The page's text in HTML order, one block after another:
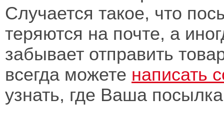
Случается такое, что
теряются на почте, а
забывает отправить
всегда можете написать
узнать, где Ваша